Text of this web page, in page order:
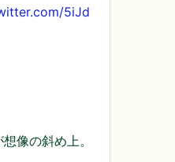
5iJd
像の斜め上。